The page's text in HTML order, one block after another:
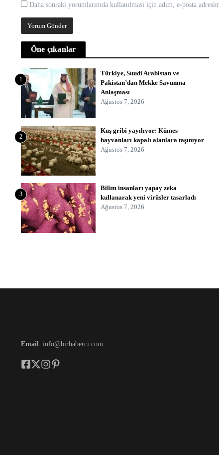
Daha sonraki yorumlarımda kullanılması için adım, e-posta
Öne çıkanlar
1
Türkiye, Suudi Arabistan ve
Pakistan’dan Mekke Savunma
Anlaşması
Ağustos 7, 2026
2
Kuş gribi yayılıyor: Kümes
hayvanları kapalı alanlara taşınıyor
Ağustos 7, 2026
3
Bilim insanları yapay zeka
kullanarak yeni virüsler tasarladı
Ağustos 7, 2026
Email : info@birhaberci.com